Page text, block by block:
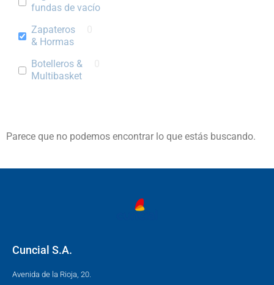
fundas de vacío
Zapateros
& Hormas
Botelleros &
Multibasket
Parece que no podemos encontrar lo que estás buscando.
Cuncial S.A.
Avenida de la Rioja, 20.